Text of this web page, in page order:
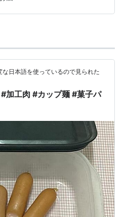
日本語を使っているので見られた
#加工肉 #カップ麺 #菓子パ